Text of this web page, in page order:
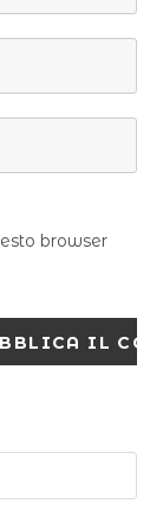
browser